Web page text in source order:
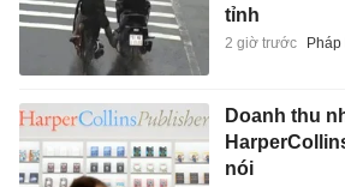
tỉnh
2 giờ trước Pháp
Doanh thu
nói